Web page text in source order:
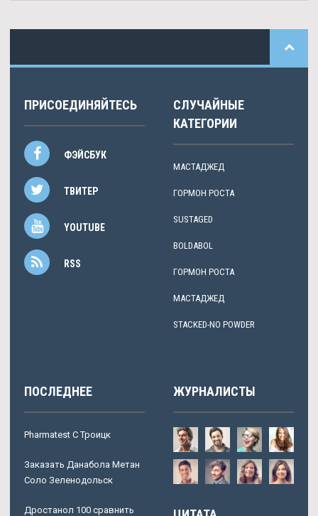
ПРИСОЕДИНЯЙТЕСЬ
ФЭЙСБУК
ТВИТЕР
YOUTUBE
RSS
СЛУЧАЙНЫЕ
КАТЕГОРИИ
МАСТАДЖЕД
ГОРМОН РОСТА
SUSTAGED
BOLDABOL
ГОРМОН РОСТА
МАСТАДЖЕД
STACKED-NO POWDER
ПОСЛЕДНЕЕ
Pharmatest C Троицк
Заказать Данабола Метан
Соло Зеленодольск
Дростанол 100 сравнить
ЖУРНАЛИСТЫ